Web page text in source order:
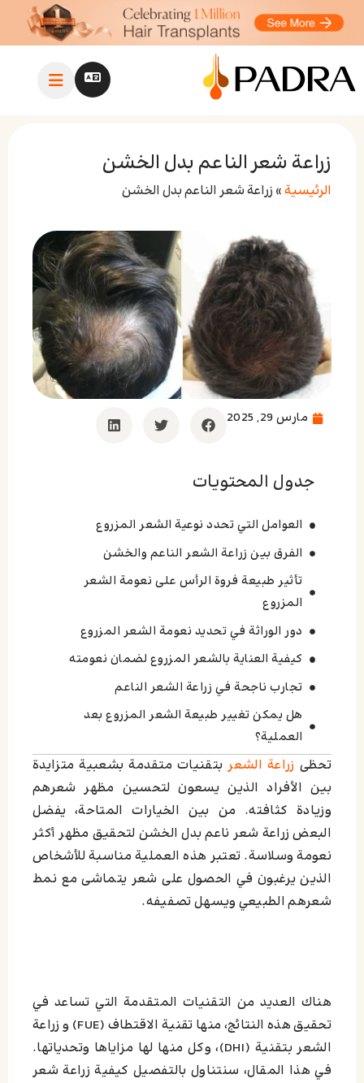
زراعة شعر الناعم بدل الخشن
الرئيسية» زراعة شعر الناعم بدل الخشن
مارس 29, 2025
جدول المحتويات
العوامل التي تحدد نوعية الشعر المزروع
الفرق بين زراعة الشعر الناعم والخشن
تأثير طبيعة فروة الرأس على نعومة الشعر
المزروع
دور الوراثة في تحديد نعومة الشعر المزروع
كيفية العناية بالشعر المزروع لضمان نعومته
تجارب ناجحة في زراعة الشعر الناعم
هل يمكن تغيير طبيعة الشعر المزروع بعد
العملية؟
اترك تعليقاً إلغاء الردتحظى زراعة الشعربتقنيات متقدمة بشعبية متزايدة
بين الأفراد الذين يسعون لتحسين مظهر شعرهم
وزيادة كثافته. من بين الخيارات المتاحة، يفضل
البعض زراعة شعر ناعم بدل الخشن لتحقيق مظهر أكثر
نعومة وسلاسة. تعتبر هذه العملية مناسبة للأشخاص
الذين يرغبون في الحصول على شعر يتماشى مع نمط
شعرهم الطبيعي ويسهل تصفيفه.
هناك العديد من التقنيات المتقدمة التي تساعد في
تحقيق هذه النتائج، منها تقنية الاقتطاف (FUE) و زراعة
الشعر بتقنية (DHI)، وكل منها لها مزاياها وتحدياتها.
في هذا المقال، سنتناول بالتفصيل كيفية زراعة شعر